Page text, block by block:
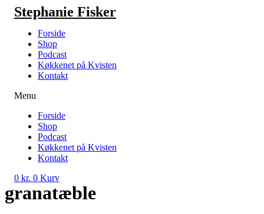
Videre
indhold
Stephanie Fisker
Forside
Shop
Podcast
Køkkenet på Kvisten
Kontakt
Menu
Forside
Shop
Podcast
Køkkenet på Kvisten
Kontakt
0 kr. 0 Kurv
granatæble